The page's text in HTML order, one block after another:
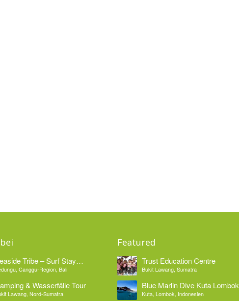
Tribe – Surf Stay
Bali
Canggu-Region, Bali
& Wasserfälle Tour
Lawang, Nord-Sumatra
Featured
Trust Education Centre
Bukit Lawang, Sumatra
Blue Marlin Dive Kuta Lombok
Kuta, Lombok, Indonesien